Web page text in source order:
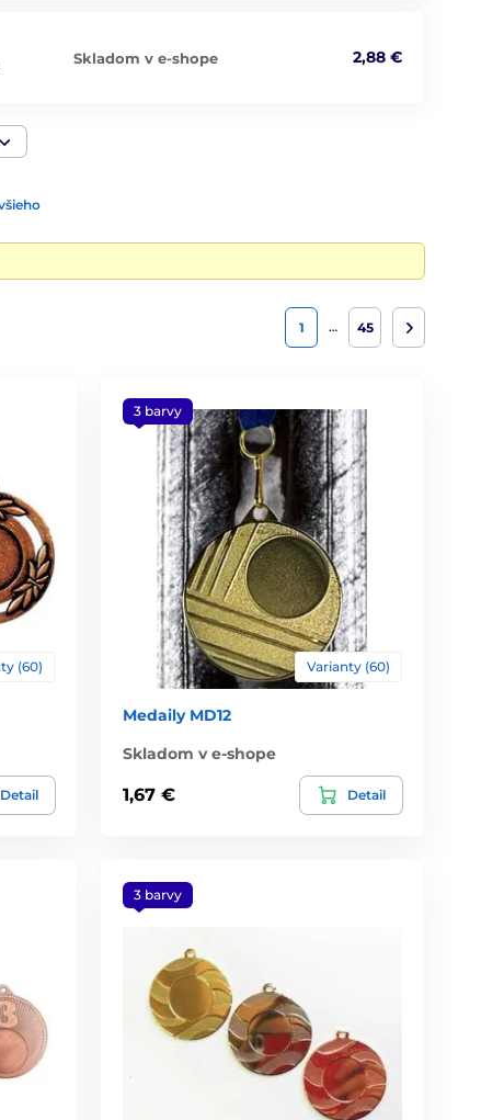
Skladom v e-shope 2,88 €
1 … 45
(60)
Detail
3 barvy
Varianty (60)
Medaily MD12
Skladom v e-shope
1,67 € Detail
3 barvy